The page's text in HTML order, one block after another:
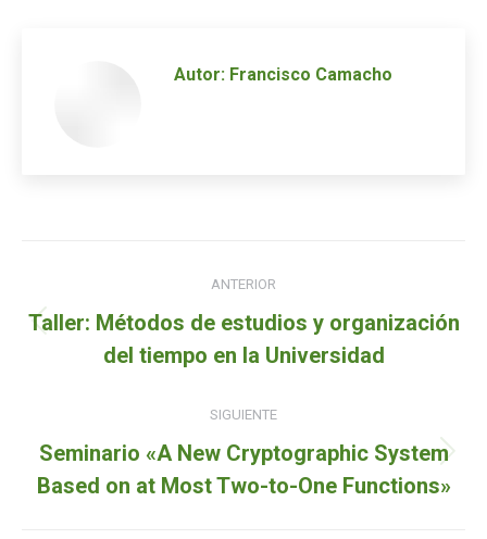
Autor: Francisco Camacho
de
entradas
ANTERIOR
Entrada
anterior:
Taller: Métodos de estudios y organización
del tiempo en la Universidad
SIGUIENTE
Siguiente
entrada:
Seminario «A New Cryptographic System
Based on at Most Two-to-One Functions»